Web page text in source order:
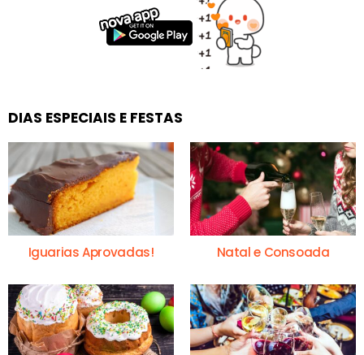
DIAS ESPECIAIS E FESTAS
Iguarias Aprovadas! Natal e Consoada